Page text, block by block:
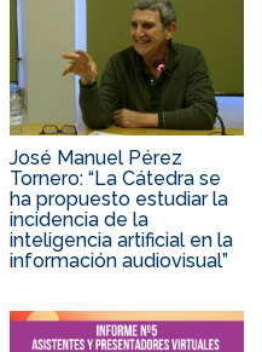
José Manuel Pérez
Tornero: “La Cátedra se
ha propuesto estudiar la
incidencia de la
inteligencia artificial en la
información audiovisual”